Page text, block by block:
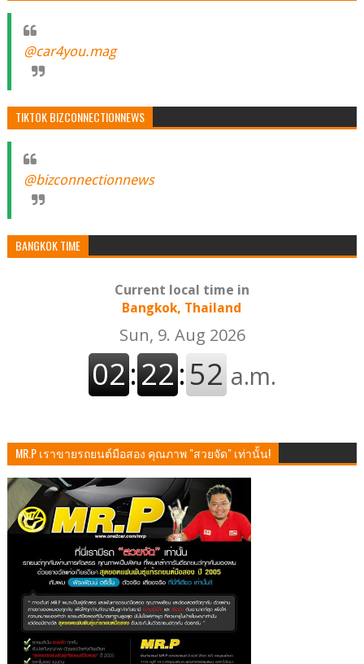
@car4you.mag
TIKTOK BIZCONNECTIONNEWS
@bizconnectionnews
BANGKOK TIME
Current local time in
Bangkok, Thailand
MR.P เราขายรถยนต์มือสอง คุณภาพ "สวยจัด" เท่านั้น!